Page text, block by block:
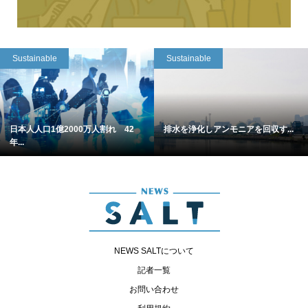
Sustainable
日本人人口1億2000万人割れ 42
年...
Sustainable
排水を浄化しアンモニアを回収す...
NEWS SALTについて
記者一覧
お問い合わせ